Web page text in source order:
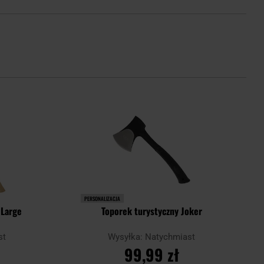
PERSONALIZACJA
Toporek turystyczny Joker
Wysyłka: Natychmiast
99,99 zł